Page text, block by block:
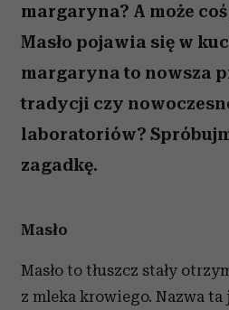
margaryna? A może
Masło pojawia się w
margaryna to nowsza
tradycji czy
laboratoriów?
zagadkę.
Masło
Masło to tłuszcz stały
z mleka krowiego. Nazwa